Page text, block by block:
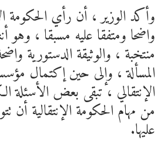
وأكد الوزير ، أن رأي الحكومة
واضحا ومتفقا عليه مسبقا ، وهو
منتخبة ، والوثيقة الدستورية
المسألة ، وإلى حين إكتمال
الإنتقالي ، تبقى بعض الأسئلة
من مهام الحكومة الإنتقالية أن
عليها.